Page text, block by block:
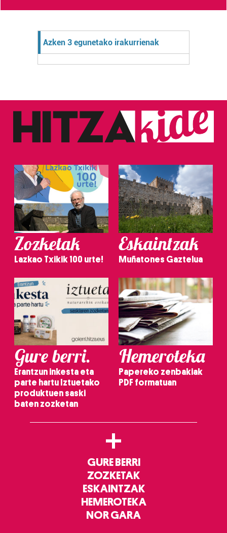
Azken 3 egunetako irakurrienak
Zozketak
Lazkao Txikik 100 urte!
Eskaintzak
Muñatones Gaztelua
Gure berri.
Erantzun inkesta eta
parte hartu Iztuetako
produktuen saski
baten zozketan
Hemeroteka
Papereko zenbakiak
PDF formatuan
+
GURE BERRI
ZOZKETAK
ESKAINTZAK
HEMEROTEKA
NOR GARA